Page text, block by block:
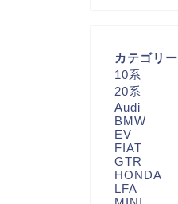
カテゴリー
10系
20系
Audi
BMW
EV
FIAT
GTR
HONDA
LFA